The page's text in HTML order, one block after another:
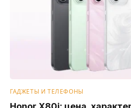
ГАДЖЕТЫ И ТЕЛЕФОНЫ